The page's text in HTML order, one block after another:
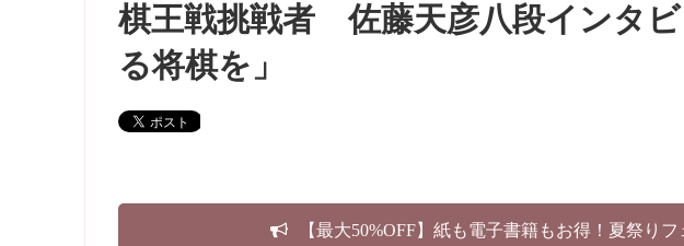
棋王戦挑戦者 佐藤天彦八段インタ
る将棋を」
【最大50%OFF】紙も電子書籍もお得！夏祭りフ